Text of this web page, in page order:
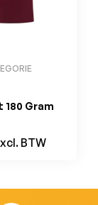
180 Gram
BTW